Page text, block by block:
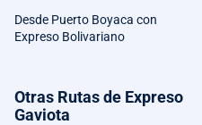
Desde Puerto Boyaca con
Expreso Bolivariano
Otras Rutas de Expreso
Gaviota